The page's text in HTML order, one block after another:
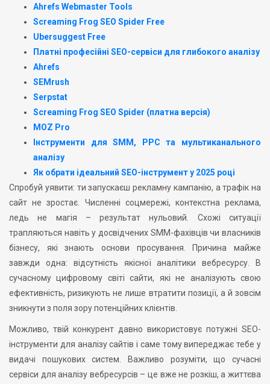
Ahrefs Webmaster Tools
Screaming Frog SEO Spider Free
Ubersuggest Free
Платні професійні SEO-сервіси для глибокого аналізу
Ahrefs
SEMrush
Serpstat
Screaming Frog SEO Spider (платна версія)
MOZ Pro
Інструменти для SMM, PPC та мультиканального
аналізу
Як обрати ідеальний SEO-інструмент у 2025 році
Спробуй уявити: ти запускаєш рекламну кампанію, а трафік на
сайт не зростає. Численні соцмережі, контекстна реклама,
ледь не магія – результат нульовий. Схожі ситуації
трапляються навіть у досвідчених SMM-фахівців чи власників
бізнесу, які знають основи просування. Причина майже
завжди одна: відсутність якісної аналітики вебресурсу. В
сучасному цифровому світі сайти, які не аналізують свою
ефективність, ризикують не лише втратити позиції, а й зовсім
зникнути з поля зору потенційних клієнтів.
Можливо, твій конкурент давно використовує потужні SEO-
інструменти для аналізу сайтів і саме тому випереджає тебе у
видачі пошукових систем. Важливо розуміти, що сучасні
сервіси для аналізу вебресурсів – це вже не розкіш, а життєва